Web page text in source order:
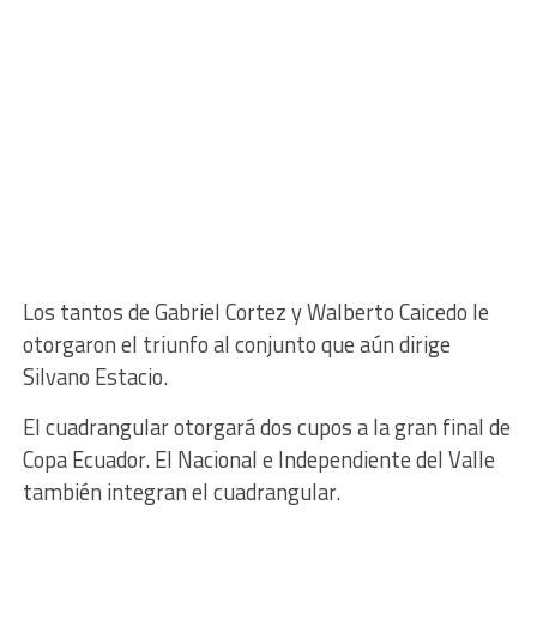
Los tantos de Gabriel Cortez y Walberto Caicedo le
otorgaron el triunfo al conjunto que aún dirige
Silvano Estacio.
El cuadrangular otorgará dos cupos a la gran final de
Copa Ecuador. El Nacional e Independiente del Valle
también integran el cuadrangular.